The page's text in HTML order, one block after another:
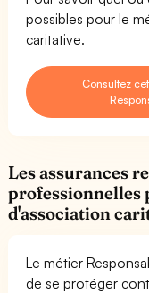
possibles pour le
caritative.
Consultez
Les assurances
professionnelles
d'association
Le métier
de se protéger